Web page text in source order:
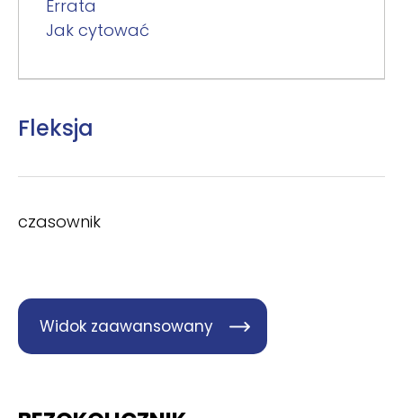
Errata
Jak cytować
Fleksja
czasownik
Widok zaawansowany